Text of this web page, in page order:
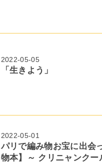
2022-05-05
「生きよう」
2022-05-01
パリで編み物お宝に出会
物本】～ クリニャンクー